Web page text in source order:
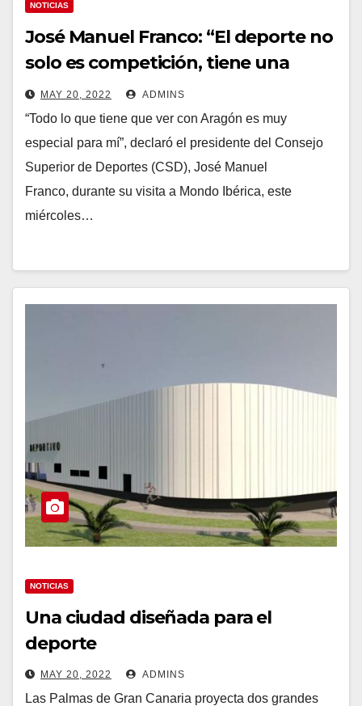
NOTICIAS
José Manuel Franco: “El deporte no
solo es competición, tiene una
competencia económica”
MAY 20, 2022 ADMINS
“Todo lo que tiene que ver con Aragón es muy
especial para mí”, declaró el presidente del Consejo
Superior de Deportes (CSD), José Manuel
Franco, durante su visita a Mondo Ibérica, este
miércoles…
NOTICIAS
Una ciudad diseñada para el
deporte
MAY 20, 2022 ADMINS
Las Palmas de Gran Canaria proyecta dos grandes